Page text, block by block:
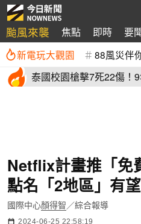
颱風來襲 焦點 即時 要
新電玩大觀園 88風災伴
泰國校園槍擊7死22傷！
Netflix計畫推「免
點名「2地區」有
國際中心顏得智 ／綜合報導
2024-06-25 22:58:19